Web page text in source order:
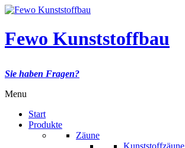
Fewo Kunststoffbau
Sie haben Fragen?
Menu
Start
Produkte
Zäune
Kunststoffzäune